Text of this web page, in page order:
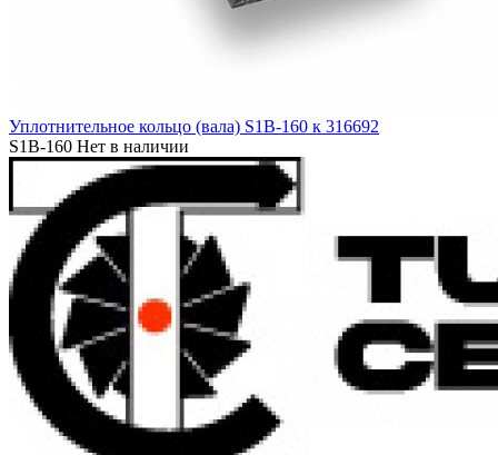
Уплотнительное кольцо (вала) S1B-160 к 316692
S1B-160 Нет в наличии